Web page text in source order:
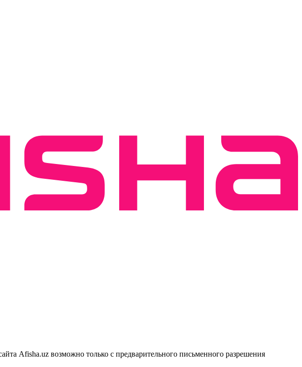
Afisha.uz возможно только с предварительного письменного разрешения